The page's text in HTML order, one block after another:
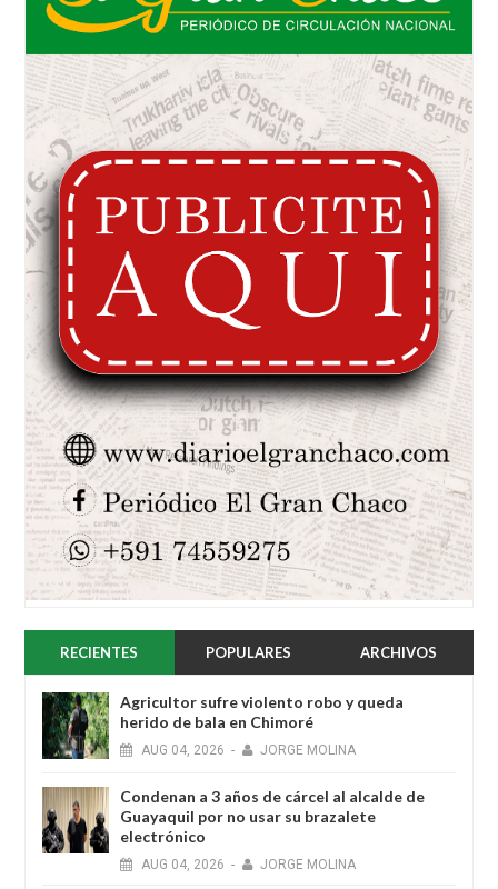
RECIENTES POPULARES ARCHIVOS
Agricultor sufre violento robo y queda
herido de bala en Chimoré
AUG 04, 2026 - JORGE MOLINA
Condenan a 3 años de cárcel al alcalde de
Guayaquil por no usar su brazalete
electrónico
AUG 04, 2026 - JORGE MOLINA